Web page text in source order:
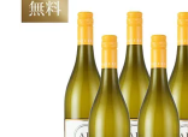
銘柄から探す